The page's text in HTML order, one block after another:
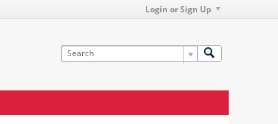
Login or Sign Up